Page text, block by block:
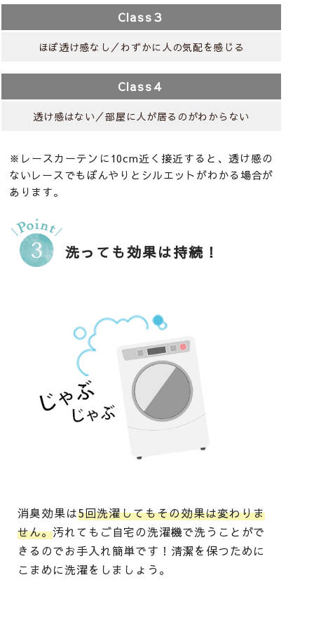
Class３
ほぼ透け感なし／わずかに人の気配を感じる
Class４
透け感はない／部屋に人が居るのがわからない
※レースカーテンに10cm近く接近すると、透け感の
ないレースでもぼんやりとシルエットがわかる場合が
あります。
洗っても効果は持続！
消臭効果は5回洗濯してもその効果は変わりま
せん。汚れてもご自宅の洗濯機で洗うことがで
きるのでお手入れ簡単です！清潔を保つために
こまめに洗濯をしましょう。